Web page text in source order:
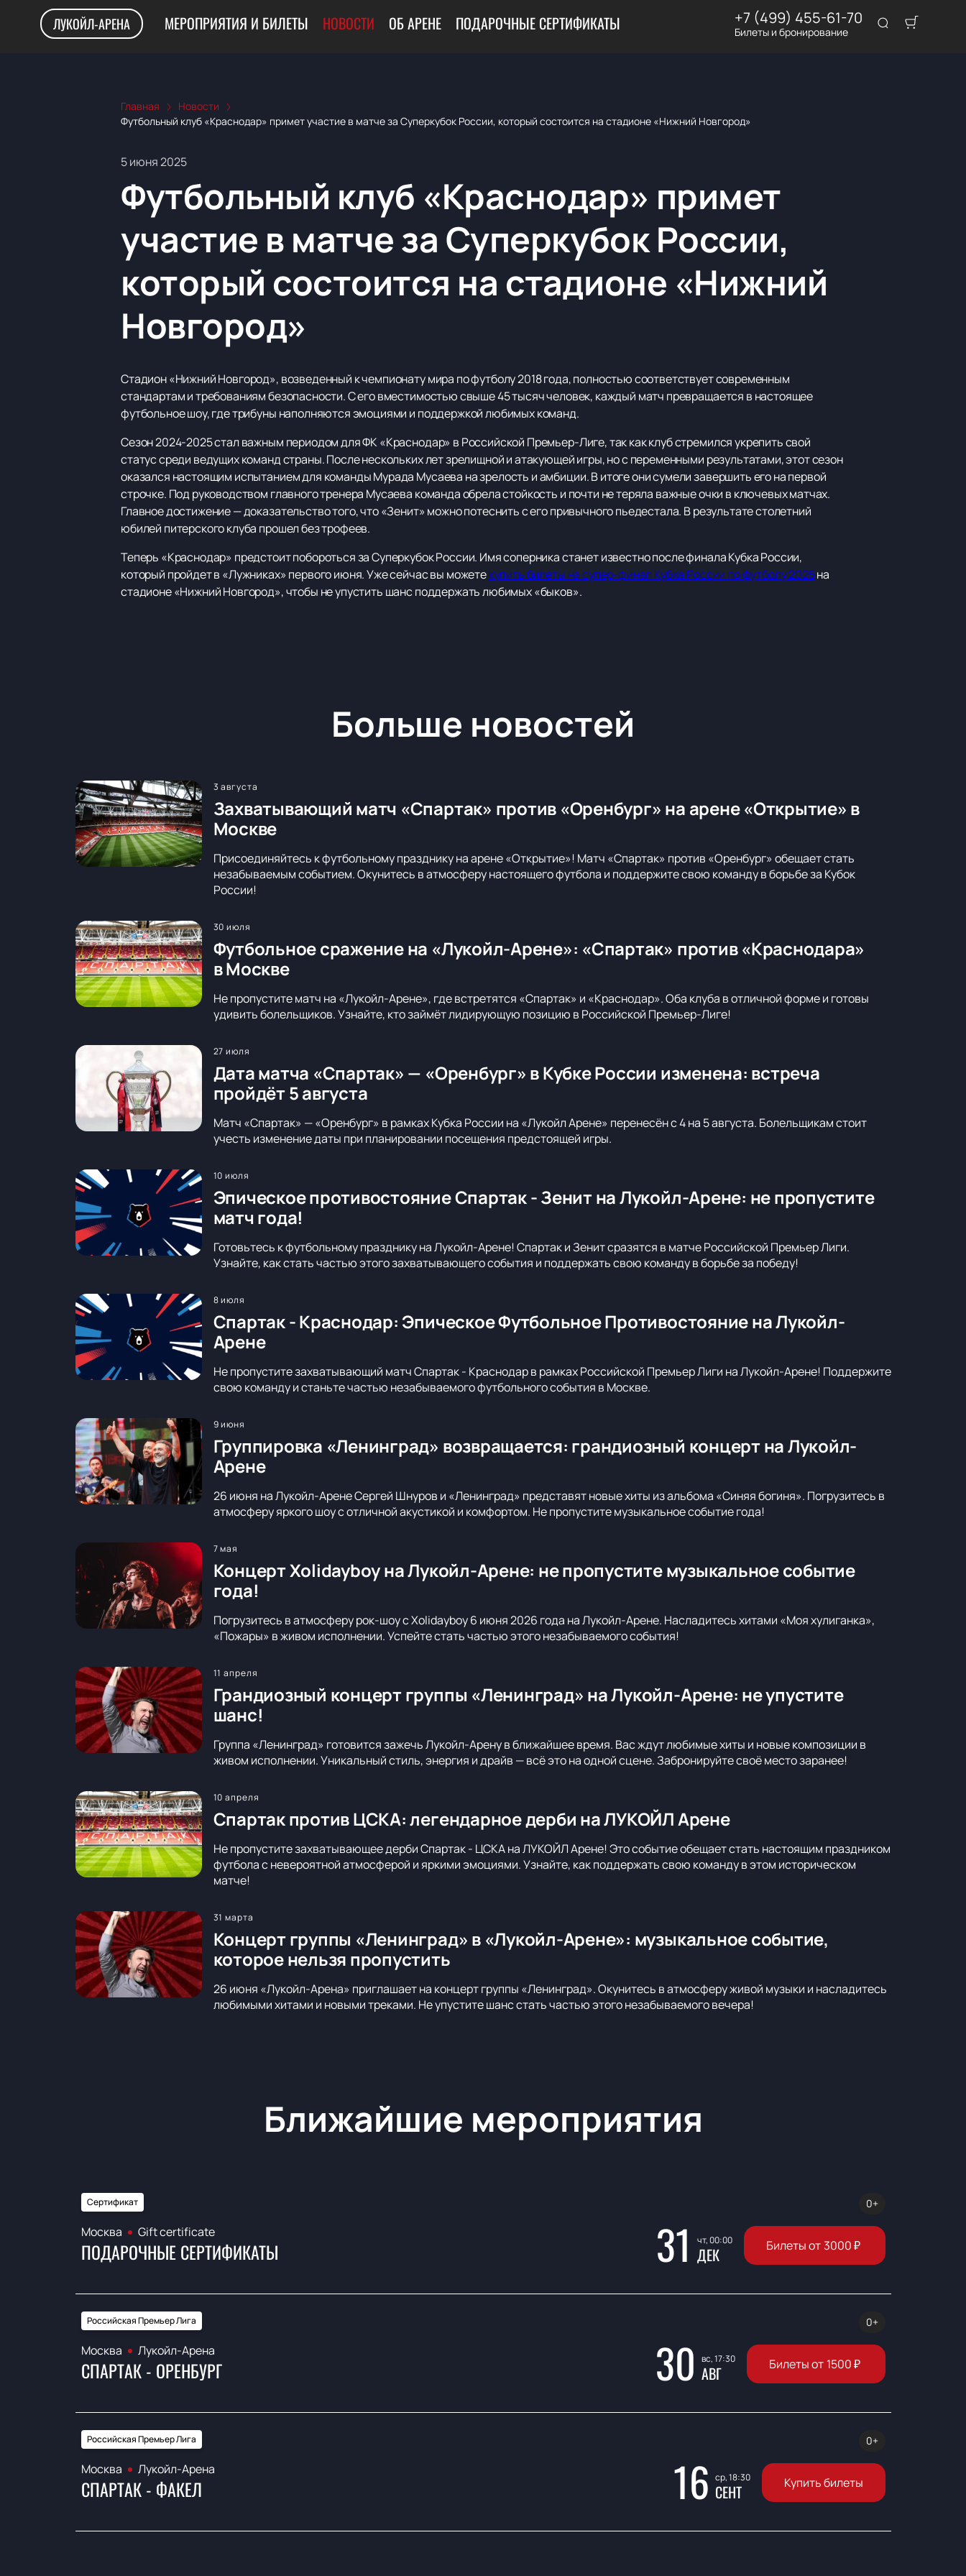
ЛУКОЙЛ-АРЕНА МЕРОПРИЯТИЯ И БИЛЕТЫ НОВОСТИ ОБ АРЕНЕ ПОДАРОЧНЫЕ СЕРТИФИКАТЫ +7 (499) 455-61-70
Билеты и бронирование
Главная
Новости
Футбольный клуб «Краснодар» примет участие в матче за Суперкубок России, который состоится на стадионе «Нижний Новгород»
5 июня 2025
Футбольный клуб «Краснодар» примет
участие в матче за Суперкубок России,
который состоится на стадионе «Нижний
Новгород»
Стадион «Нижний Новгород», возведенный к чемпионату мира по футболу 2018 года, полностью соответствует современным
стандартам и требованиям безопасности. С его вместимостью свыше 45 тысяч человек, каждый матч превращается в настоящее
футбольное шоу, где трибуны наполняются эмоциями и поддержкой любимых команд.
Сезон 2024-2025 стал важным периодом для ФК «Краснодар» в Российской Премьер-Лиге, так как клуб стремился укрепить свой
статус среди ведущих команд страны. После нескольких лет зрелищной и атакующей игры, но с переменными результатами, этот сезон
оказался настоящим испытанием для команды Мурада Мусаева на зрелость и амбиции. В итоге они сумели завершить его на первой
строчке. Под руководством главного тренера Мусаева команда обрела стойкость и почти не теряла важные очки в ключевых матчах.
Главное достижение — доказательство того, что «Зенит» можно потеснить с его привычного пьедестала. В результате столетний
юбилей питерского клуба прошел без трофеев.
Теперь «Краснодар» предстоит побороться за Суперкубок России. Имя соперника станет известно после финала Кубка России,
который пройдет в «Лужниках» первого июня. Уже сейчас вы можетекупить билеты на супер-финал Кубка России по футболу 2025на
стадионе «Нижний Новгород», чтобы не упустить шанс поддержать любимых «быков».
Больше новостей
3 августа
Захватывающий матч «Спартак» против «Оренбург» на арене «Открытие» в
Москве
Присоединяйтесь к футбольному празднику на арене «Открытие»! Матч «Спартак» против «Оренбург» обещает стать
незабываемым событием. Окунитесь в атмосферу настоящего футбола и поддержите свою команду в борьбе за Кубок
России!
30 июля
Футбольное сражение на «Лукойл-Арене»: «Спартак» против «Краснодара»
в Москве
Не пропустите матч на «Лукойл-Арене», где встретятся «Спартак» и «Краснодар». Оба клуба в отличной форме и готовы
удивить болельщиков. Узнайте, кто займёт лидирующую позицию в Российской Премьер-Лиге!
27 июля
Дата матча «Спартак» — «Оренбург» в Кубке России изменена: встреча
пройдёт 5 августа
Матч «Спартак» — «Оренбург» в рамках Кубка России на «Лукойл Арене» перенесён с 4 на 5 августа. Болельщикам стоит
учесть изменение даты при планировании посещения предстоящей игры.
10 июля
Эпическое противостояние Спартак - Зенит на Лукойл-Арене: не пропустите
матч года!
Готовьтесь к футбольному празднику на Лукойл-Арене! Спартак и Зенит сразятся в матче Российской Премьер Лиги.
Узнайте, как стать частью этого захватывающего события и поддержать свою команду в борьбе за победу!
8 июля
Спартак - Краснодар: Эпическое Футбольное Противостояние на Лукойл-
Арене
Не пропустите захватывающий матч Спартак - Краснодар в рамках Российской Премьер Лиги на Лукойл-Арене! Поддержите
свою команду и станьте частью незабываемого футбольного события в Москве.
9 июня
Группировка «Ленинград» возвращается: грандиозный концерт на Лукойл-
Арене
26 июня на Лукойл-Арене Сергей Шнуров и «Ленинград» представят новые хиты из альбома «Синяя богиня». Погрузитесь в
атмосферу яркого шоу с отличной акустикой и комфортом. Не пропустите музыкальное событие года!
7 мая
Концерт Xolidayboy на Лукойл-Арене: не пропустите музыкальное событие
года!
Погрузитесь в атмосферу рок-шоу с Xolidayboy 6 июня 2026 года на Лукойл-Арене. Насладитесь хитами «Моя хулиганка»,
«Пожары» в живом исполнении. Успейте стать частью этого незабываемого события!
11 апреля
Грандиозный концерт группы «Ленинград» на Лукойл-Арене: не упустите
шанс!
Группа «Ленинград» готовится зажечь Лукойл-Арену в ближайшее время. Вас ждут любимые хиты и новые композиции в
живом исполнении. Уникальный стиль, энергия и драйв — всё это на одной сцене. Забронируйте своё место заранее!
10 апреля
Спартак против ЦСКА: легендарное дерби на ЛУКОЙЛ Арене
Не пропустите захватывающее дерби Спартак - ЦСКА на ЛУКОЙЛ Арене! Это событие обещает стать настоящим праздником
футбола с невероятной атмосферой и яркими эмоциями. Узнайте, как поддержать свою команду в этом историческом
матче!
31 марта
Концерт группы «Ленинград» в «Лукойл-Арене»: музыкальное событие,
которое нельзя пропустить
26 июня «Лукойл-Арена» приглашает на концерт группы «Ленинград». Окунитесь в атмосферу живой музыки и насладитесь
любимыми хитами и новыми треками. Не упустите шанс стать частью этого незабываемого вечера!
Ближайшие мероприятия
Сертификат
Москва Gift certificate
ПОДАРОЧНЫЕ СЕРТИФИКАТЫ 31 чт, 00:00
ДЕК
0+
Билеты от 3000₽
Российская Премьер Лига
Москва Лукойл-Арена
СПАРТАК - ОРЕНБУРГ 30 вс, 17:30
АВГ
0+
Билеты от 1500₽
Российская Премьер Лига
Москва Лукойл-Арена
СПАРТАК - ФАКЕЛ 16 ср, 18:30
СЕНТ
0+
Купить билеты